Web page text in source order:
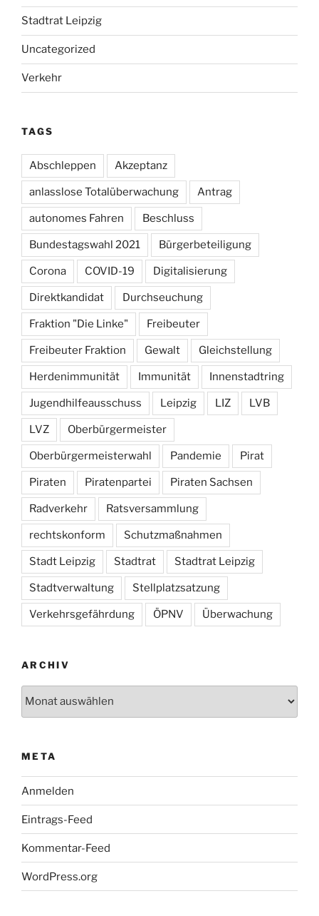
Stadtrat Leipzig
Uncategorized
Verkehr
TAGS
Abschleppen Akzeptanz
anlasslose Totalüberwachung Antrag
autonomes Fahren Beschluss
Bundestagswahl 2021 Bürgerbeteiligung
Corona COVID-19 Digitalisierung
Direktkandidat Durchseuchung
Fraktion "Die Linke" Freibeuter
Freibeuter Fraktion Gewalt Gleichstellung
Herdenimmunität Immunität Innenstadtring
Jugendhilfeausschuss Leipzig LIZ LVB
LVZ Oberbürgermeister
Oberbürgermeisterwahl Pandemie Pirat
Piraten Piratenpartei Piraten Sachsen
Radverkehr Ratsversammlung
rechtskonform Schutzmaßnahmen
Stadt Leipzig Stadtrat Stadtrat Leipzig
Stadtverwaltung Stellplatzsatzung
Verkehrsgefährdung ÖPNV Überwachung
ARCHIV
META
Anmelden
Eintrags-Feed
Kommentar-Feed
WordPress.org